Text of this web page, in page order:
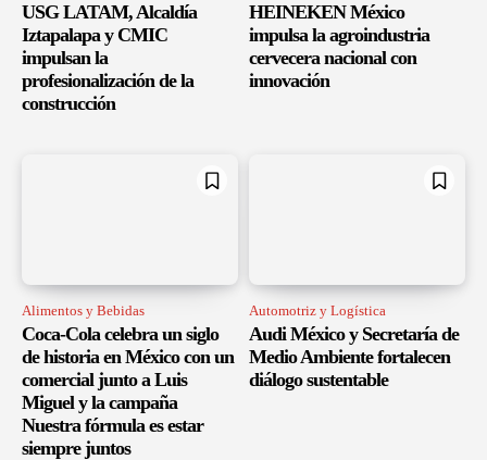
USG LATAM, Alcaldía
Iztapalapa y CMIC
impulsan la
profesionalización de la
construcción
HEINEKEN México
impulsa la agroindustria
cervecera nacional con
innovación
Alimentos y Bebidas
Coca-Cola celebra un siglo
de historia en México con un
comercial junto a Luis
Miguel y la campaña
Nuestra fórmula es estar
siempre juntos
Automotriz y Logística
Audi México y Secretaría de
Medio Ambiente fortalecen
diálogo sustentable